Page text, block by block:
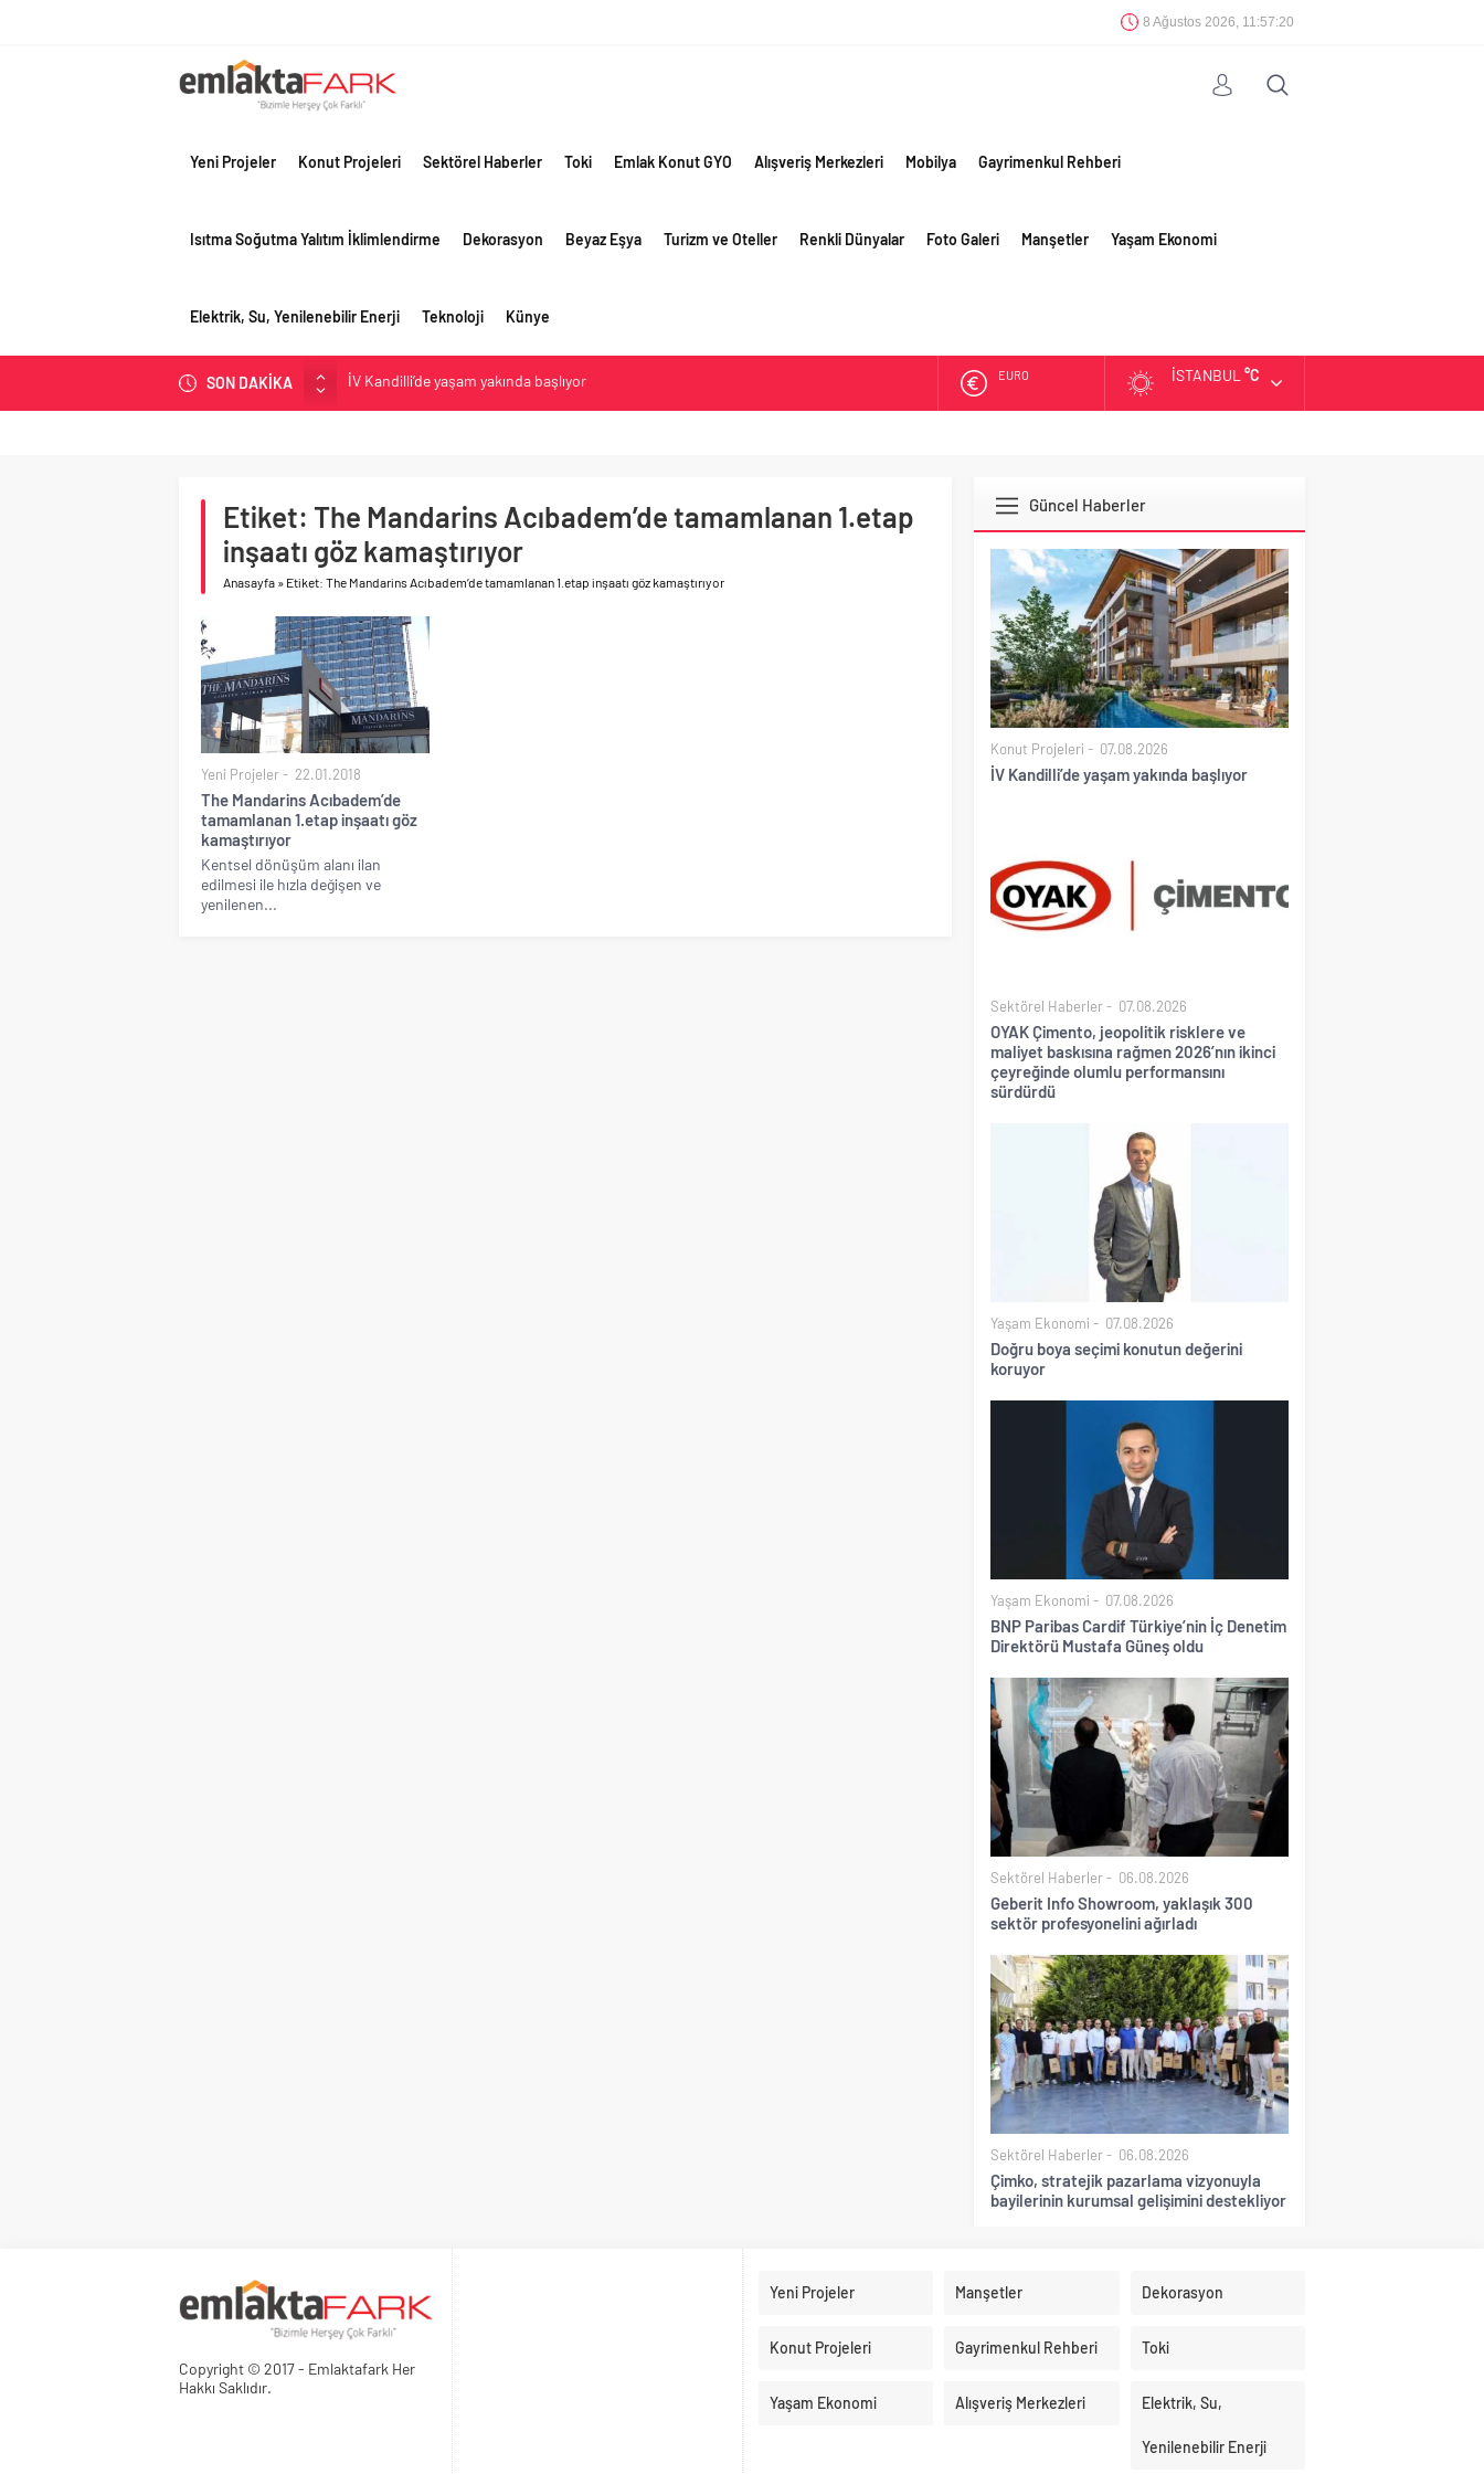
8 Ağustos 2026, 11:57:20
Yeni Projeler Konut Projeleri Sektörel Haberler Toki Emlak Konut GYO Alışveriş Merkezleri Mobilya Gayrimenkul Rehberi
Isıtma Soğutma Yalıtım İklimlendirme Dekorasyon Beyaz Eşya Turizm ve Oteller Renkli Dünyalar Foto Galeri Manşetler Yaşam Ekonomi
Elektrik, Su, Yenilenebilir Enerji Teknoloji Künye
SON DAKİKA
İV Kandilli’de yaşam yakında başlıyor
OYAK Çimento, jeopolitik risklere ve maliyet baskısına rağmen 2026’nın ikinci
çeyreğinde olumlu performansını sürdürdü
Birleşik Arap Emirlikleri’nin ilk yüksek hızlı demiryolu projesine Kalyon İnşaat imzası
EURO İSTANBUL °C
Etiket: The Mandarins Acıbadem’de tamamlanan 1.etap
inşaatı göz kamaştırıyor
Anasayfa » Etiket: The Mandarins Acıbadem’de tamamlanan 1.etap inşaatı göz kamaştırıyor
Yeni Projeler 22.01.2018
The Mandarins Acıbadem’de
tamamlanan 1.etap inşaatı göz
kamaştırıyor
Kentsel dönüşüm alanı ilan
edilmesi ile hızla değişen ve
yenilenen...
Güncel Haberler
Konut Projeleri 07.08.2026
İV Kandilli’de yaşam yakında başlıyor
Sektörel Haberler 07.08.2026
OYAK Çimento, jeopolitik risklere ve
maliyet baskısına rağmen 2026’nın ikinci
çeyreğinde olumlu performansını
sürdürdü
Yaşam Ekonomi 07.08.2026
Doğru boya seçimi konutun değerini
koruyor
Yaşam Ekonomi 07.08.2026
BNP Paribas Cardif Türkiye’nin İç Denetim
Direktörü Mustafa Güneş oldu
Sektörel Haberler 06.08.2026
Geberit Info Showroom, yaklaşık 300
sektör profesyonelini ağırladı
Sektörel Haberler 06.08.2026
Çimko, stratejik pazarlama vizyonuyla
bayilerinin kurumsal gelişimini destekliyor
Copyright © 2017 - Emlaktafark Her
Hakkı Saklıdır.
Yeni Projeler Manşetler Dekorasyon
Konut Projeleri Gayrimenkul Rehberi Toki
Yaşam Ekonomi Alışveriş Merkezleri Elektrik, Su,
Yenilenebilir Enerji